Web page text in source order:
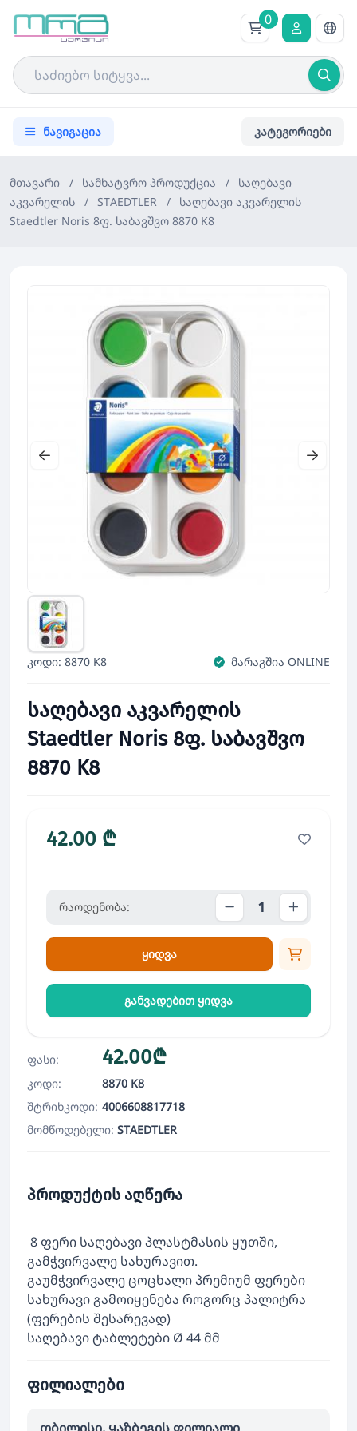
0
ნავიგაცია კატეგორიები
მთავარი / სამხატვრო პროდუქცია /
საღებავი
აკვარელის
/ STAEDTLER /
საღებავი აკვარელის
Staedtler Noris 8ფ. საბავშვო 8870 K8
კოდი: 8870 K8 მარაგშია ONLINE
საღებავი აკვარელის
Staedtler Noris 8ფ. საბავშვო
8870 K8
42.00 ₾
რაოდენობა:
ყიდვა
განვადებით ყიდვა
ფასი: 42.00₾
კოდი:
8870 K8
შტრიხკოდი: 4006608817718
მომწოდებელი: STAEDTLER
პროდუქტის აღწერა
8 ფერი საღებავი პლასტმასის ყუთში,
გამჭვირვალე სახურავით.
გაუმჭვირვალე ცოცხალი პრემიუმ ფერები
სახურავი გამოიყენება როგორც პალიტრა
(ფერების შესარევად)
საღებავი ტაბლეტები Ø 44 მმ
ფილიალები